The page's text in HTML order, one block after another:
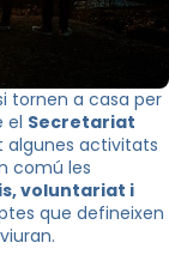
tornen a casa per
el Secretariat
algunes activitats
comú les
voluntariat i
que defineixen